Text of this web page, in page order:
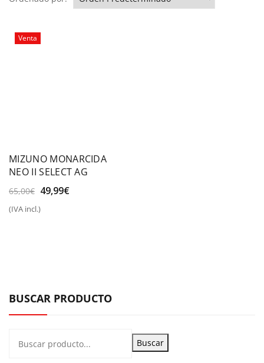
Venta
MIZUNO MONARCIDA
NEO II SELECT AG
65,00€ El
original
49,99€El
(IVA incl.)
BUSCAR PRODUCTO
Buscar